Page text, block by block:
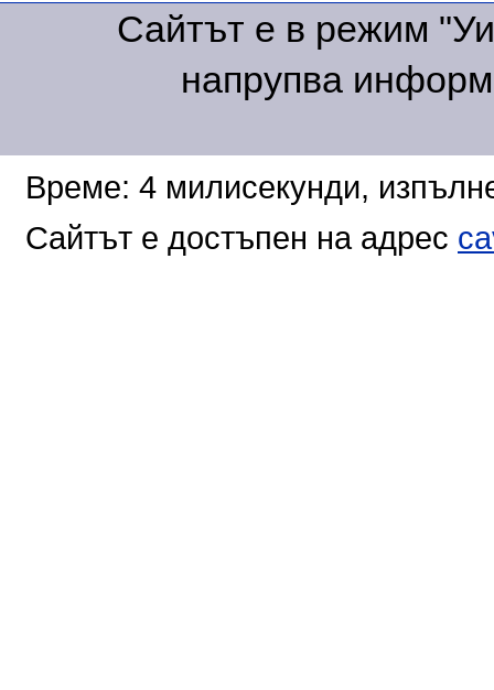
Сайтът е в режим
напрупва
Време: 4 милисекунди,
Сайтът е достъпен на адрес